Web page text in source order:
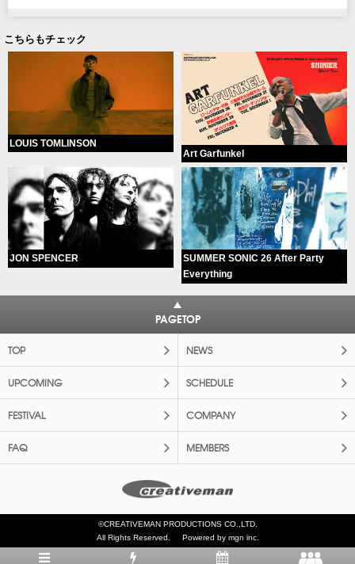
こちらもチェック
LOUIS TOMLINSON
Art Garfunkel
JON SPENCER
SUMMER SONIC 26 After Party
Everything
PAGETOP
TOP NEWS
UPCOMING SCHEDULE
FESTIVAL COMPANY
FAQ MEMBERS
©CREATIVEMAN PRODUCTIONS CO.,LTD.
All Rights Reserved.
Powered by mgn inc.